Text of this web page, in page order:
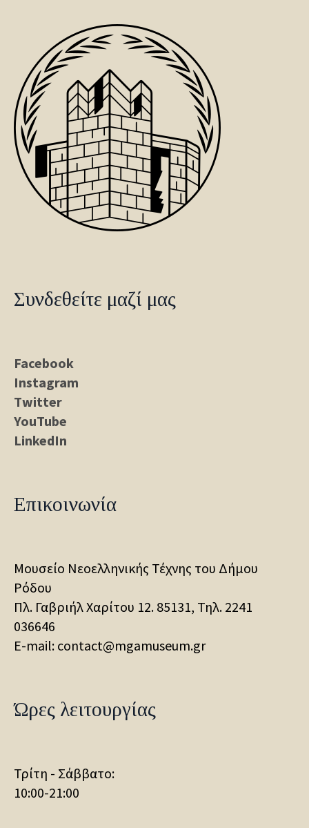
Συνδεθείτε μαζί μας
Facebook
Instagram
Twitter
YouTube
LinkedIn
Επικοινωνία
Μουσείο Νεοελληνικής Τέχνης του Δήμου
Ρόδου
Πλ. Γαβριήλ Χαρίτου 12. 85131, Τηλ. 2241
036646
E-mail: contact@mgamuseum.gr
Ώρες λειτουργίας
Τρίτη - Σάββατο:
10:00-21:00